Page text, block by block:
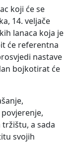
koji će se
14. veljače
lanaca koja je
će referentna
nastave
bojkotirat će
a sada
svojih